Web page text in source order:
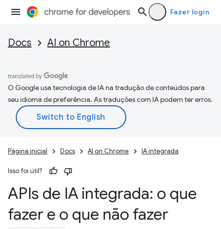
Fazer login
Docs AI on Chrome
O Google usa tecnologia de IA na tradução de conteúdos para
seu idioma de preferência. As traduções com IA podem ter erros.
Página inicial Docs AI on Chrome IA integrada
Isso foi útil?
APIs de IA integrada: o que
fazer e o que não fazer